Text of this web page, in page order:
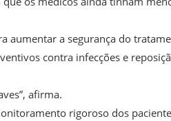
aumentar a segurança do
contra infecções e
afirma.
rigoroso dos